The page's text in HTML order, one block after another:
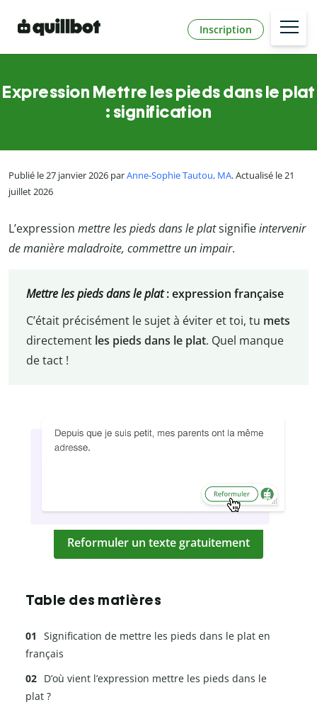
Inscription
Expression Mettre les pieds dans le plat
: signification
Publié le 27 janvier 2026 parAnne-Sophie Tautou, MA. Actualisé le 21
juillet 2026
L’expression mettre les pieds dans le platsignifieintervenir
de manière maladroite, commettre un impair.
Mettre les pieds dans le plat: expression française
C’était précisément le sujet à éviter et toi, tu mets
directementles pieds dans le plat. Quel manque
de tact !
Reformuler un texte gratuitement
Table des matières
Signification de mettre les pieds dans le plat en
français
D’où vient l’expression mettre les pieds dans le
plat ?